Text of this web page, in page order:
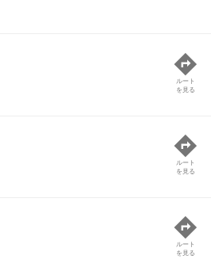
ルート
を見る
ルート
を見る
ルート
を見る